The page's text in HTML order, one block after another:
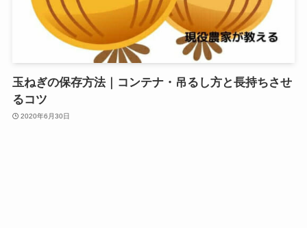
玉ねぎの保存方法｜コンテナ・吊るし方と長持ちさせ
るコツ
2020年6月30日